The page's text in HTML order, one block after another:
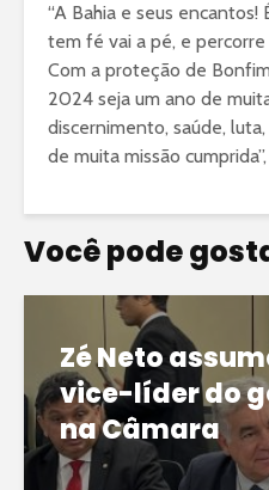
“A Bahia e seus
tem fé vai a pé, e percorre
Com a proteção de
2024 seja um ano de
discernimento, saúde,
de muita missão
Você pode
Zé Neto
vice-líder do
na Câmara